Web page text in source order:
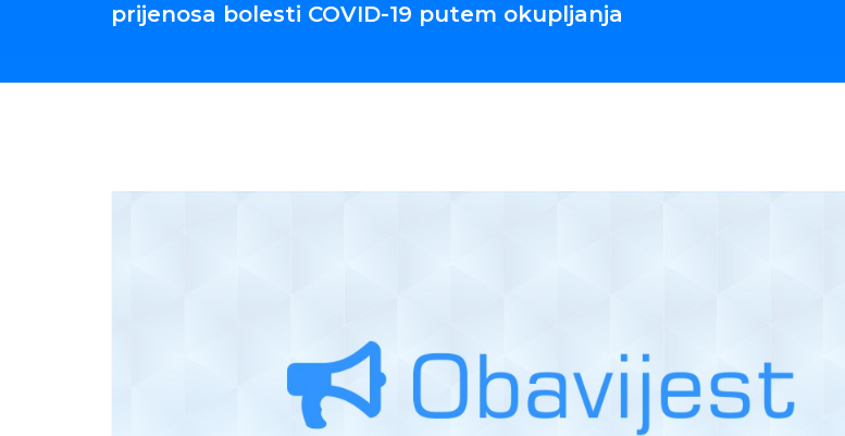
prijenosa bolesti COVID-19 putem okupljanja